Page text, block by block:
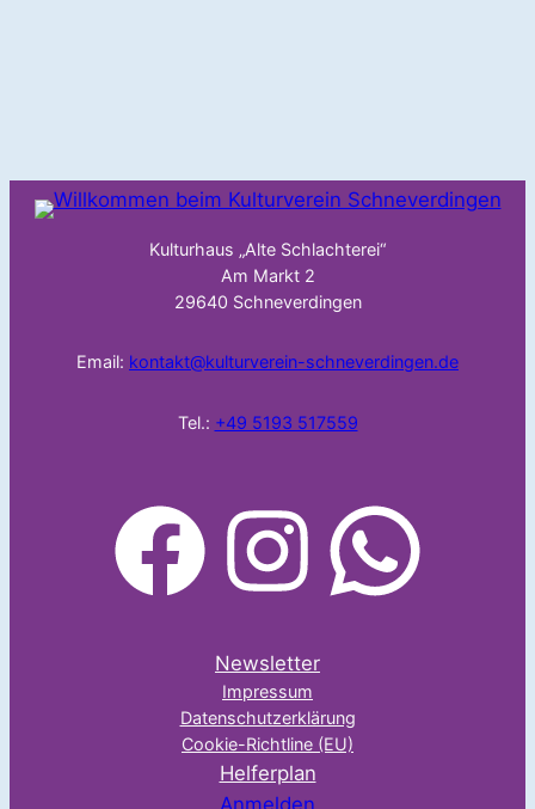
Kulturhaus „Alte Schlachterei“
Am Markt 2
29640 Schneverdingen
Email: kontakt@kulturverein-schneverdingen.de
Tel.: +49 5193 517559
facebook Instagram WhatsApp
Newsletter
Impressum
Datenschutzerklärung
Cookie-Richtline (EU)
Helferplan
Anmelden